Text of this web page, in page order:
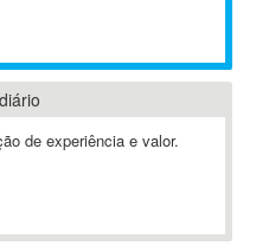
de experiência e valor.